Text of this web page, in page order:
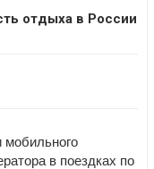
отдыха в России
в поездках по